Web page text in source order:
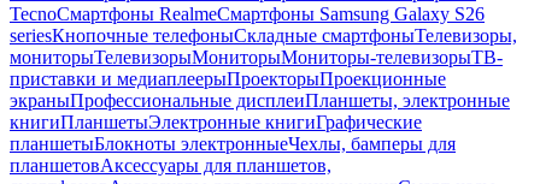
TecnoСмартфоны RealmeСмартфоны Samsung Galaxy S26
seriesКнопочные телефоныСкладные смартфоныТелевизоры,
мониторыТелевизорыМониторыМониторы-телевизорыТВ-
приставки и медиаплеерыПроекторыПроекционные
экраныПрофессиональные дисплеиПланшеты, электронные
книгиПланшетыЭлектронные книгиГрафические
планшетыБлокноты электронныеЧехлы, бамперы для
планшетовАксессуары для планшетов,